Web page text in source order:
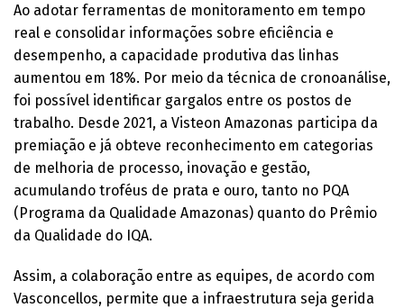
Ao adotar ferramentas de monitoramento em tempo
real e consolidar informações sobre eficiência e
desempenho, a capacidade produtiva das linhas
aumentou em 18%. Por meio da técnica de cronoanálise,
foi possível identificar gargalos entre os postos de
trabalho. Desde 2021, a Visteon Amazonas participa da
premiação e já obteve reconhecimento em categorias
de melhoria de processo, inovação e gestão,
acumulando troféus de prata e ouro, tanto no PQA
(Programa da Qualidade Amazonas) quanto do Prêmio
da Qualidade do IQA.
Assim, a colaboração entre as equipes, de acordo com
Vasconcellos, permite que a infraestrutura seja gerida